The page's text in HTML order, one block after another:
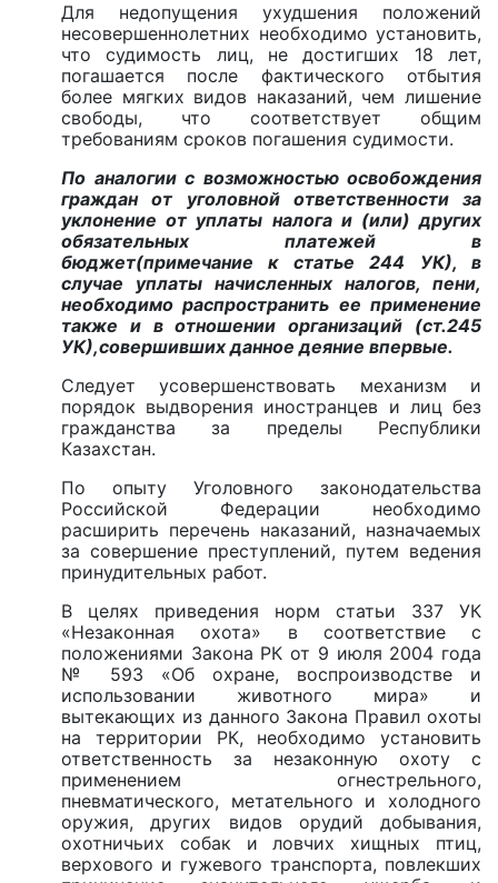
Для недопущения ухудшения положений
несовершеннолетних необходимо установить,
что судимость лиц, не достигших 18 лет,
погашается после фактического отбытия
более мягких видов наказаний, чем лишение
свободы, что соответствует общим
требованиям сроков погашения судимости.
По аналогии с возможностью освобождения
граждан от уголовной ответственности за
уклонение от уплаты налога и (или) других
обязательных платежей в
бюджет(примечание к статье 244 УК), в
случае уплаты начисленных налогов, пени,
необходимо распространить ее применение
также и в отношении организаций (ст.245
УК),совершивших данное деяние впервые.
Следует усовершенствовать механизм и
порядок выдворения иностранцев и лиц без
гражданства за пределы Республики
Казахстан.
По опыту Уголовного законодательства
Российской Федерации необходимо
расширить перечень наказаний, назначаемых
за совершение преступлений, путем ведения
принудительных работ.
В целях приведения норм статьи 337 УК
«Незаконная охота» в соответствие с
положениями Закона РК от 9 июля 2004 года
№ 593 «Об охране, воспроизводстве и
использовании животного мира» и
вытекающих из данного Закона Правил охоты
на территории РК, необходимо установить
ответственность за незаконную охоту с
применением огнестрельного,
пневматического, метательного и холодного
оружия, других видов орудий добывания,
охотничьих собак и ловчих хищных птиц,
верхового и гужевого транспорта, повлекших